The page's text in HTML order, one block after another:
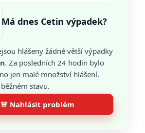
Má dnes Cetin výpadek?
hlášeny žádné větší výpadky
. Za posledních 24 hodin bylo
jen malé množství hlášení.
stavu.
🚨 Nahlásit problém